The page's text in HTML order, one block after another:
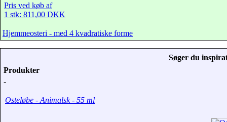
Pris ved køb af
1 stk: 811,00 DKK
Hjemmeosteri - med 4 kvadratiske forme
Søger du
Produkter
-
Osteløbe - Animalsk - 55 ml